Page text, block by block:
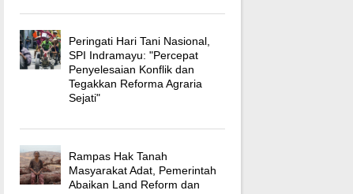
Peringati Hari Tani Nasional,
SPI Indramayu: "Percepat
Penyelesaian Konflik dan
Tegakkan Reforma Agraria
Sejati"
Rampas Hak Tanah
Masyarakat Adat, Pemerintah
Abaikan Land Reform dan